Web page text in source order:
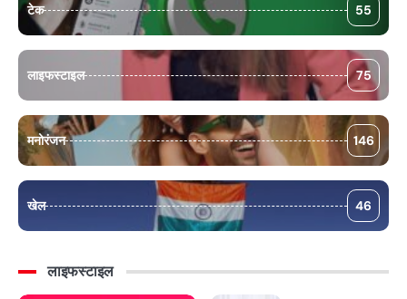
टेक 55
लाइफस्टाइल 75
मनोरंजन 146
खेल 46
लाइफस्टाइल